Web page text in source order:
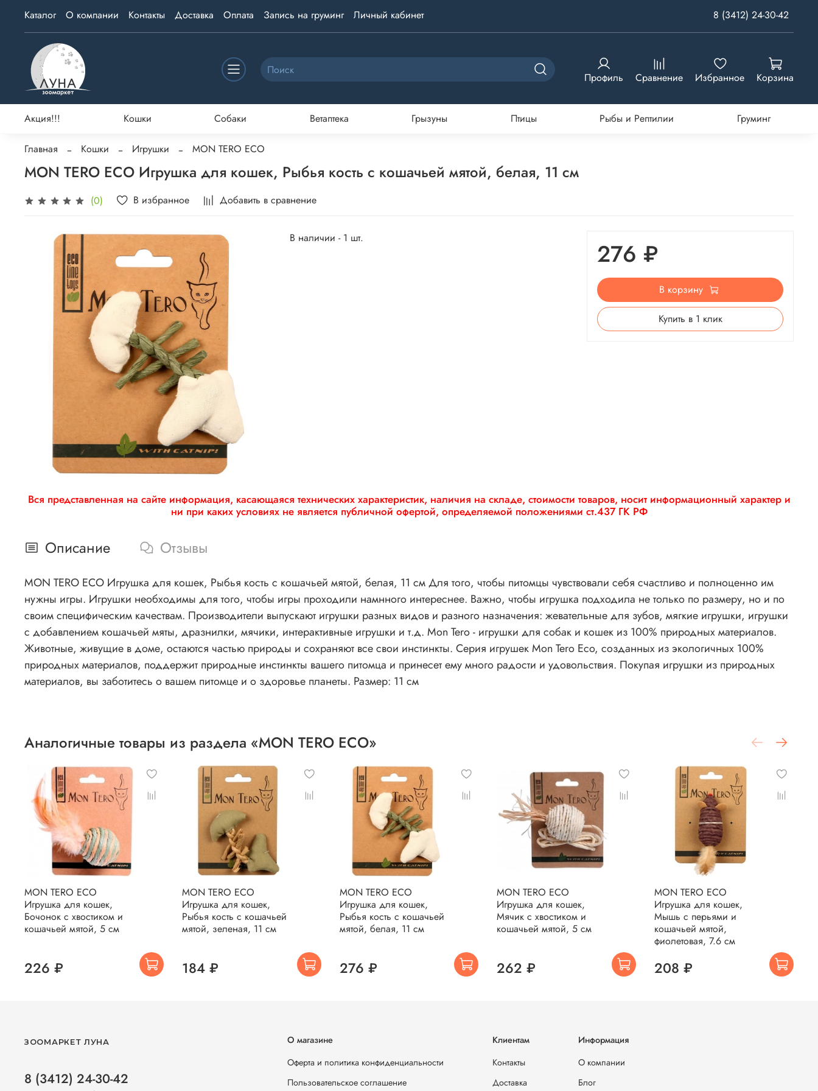
Каталог О компании Контакты Доставка Оплата Запись на груминг Личный кабинет 8 (3412) 24-30-42
Профиль Сравнение Избранное Корзина
Акция!!! Кошки Собаки Ветаптека Грызуны Птицы Рыбы и Рептилии Груминг
Главная Кошки Игрушки MON TERO ECO
MON TERO ECO Игрушка для кошек, Рыбья кость с кошачьей мятой, белая, 11 см
(0) В избранное Добавить в сравнение
В наличии - 1 шт.
276 ₽
В корзину
Купить в 1 клик
Вся представленная на сайте информация, касающаяся технических характеристик, наличия на складе, стоимости товаров, носит информационный характер и
ни при каких условиях не является публичной офертой, определяемой положениями ст.437 ГК РФ
Описание Отзывы
MON TERO ECO Игрушка для кошек, Рыбья кость с кошачьей мятой, белая, 11 см Для того, чтобы питомцы чувствовали себя счастливо и полноценно им
нужны игры. Игрушки необходимы для того, чтобы игры проходили намнного интереснее. Важно, чтобы игрушка подходила не только по размеру, но и по
своим специфическим качествам. Производители выпускают игрушки разных видов и разного назначения: жевательные для зубов, мягкие игрушки, игрушки
с добавлением кошачьей мяты, дразнилки, мячики, интерактивные игрушки и т.д. Mon Tero - игрушки для собак и кошек из 100% природных материалов.
Животные, живущие в доме, остаются частью природы и сохраняют все свои инстинкты. Серия игрушек Mon Tero Eco, созданных из экологичных 100%
природных материалов, поддержит природные инстинкты вашего питомца и принесет ему много радости и удовольствия. Покупая игрушки из природных
материалов, вы заботитесь о вашем питомце и о здоровье планеты. Размер: 11 см
Аналогичные товары из раздела «MON TERO ECO»
MON TERO ECO
Игрушка для кошек,
Бочонок с хвостиком и
кошачьей мятой, 5 см
226 ₽
MON TERO ECO
Игрушка для кошек,
Рыбья кость с кошачьей
мятой, зеленая, 11 см
184 ₽
MON TERO ECO
Игрушка для кошек,
Рыбья кость с кошачьей
мятой, белая, 11 см
276 ₽
MON TERO ECO
Игрушка для кошек,
Мячик с хвостиком и
кошачьей мятой, 5 см
262 ₽
MON TERO ECO
Игрушка для кошек,
Мышь с перьями и
кошачьей мятой,
фиолетовая, 7.6 см
208 ₽
О магазине
Оферта и политика конфиденциальности
Пользовательское соглашение
Клиентам
Контакты
Доставка
Информация
О компании
Блог
ЗООМАРКЕТ ЛУНА
8 (3412) 24-30-42